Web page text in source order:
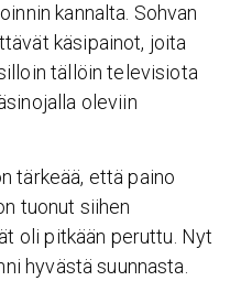
kannalta. Sohvan
käsipainot, joita
tällöin televisiota
oleviin
tärkeää, että paino
tuonut siihen
oli pitkään peruttu. Nyt
hyvästä suunnasta.